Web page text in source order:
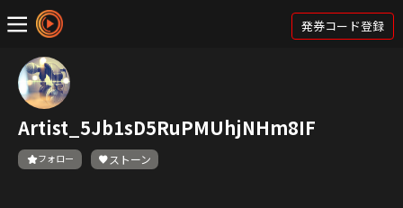
発券コード登録
Artist_5Jb1sD5RuPMUhjNHm8IF
フォロー ストーン